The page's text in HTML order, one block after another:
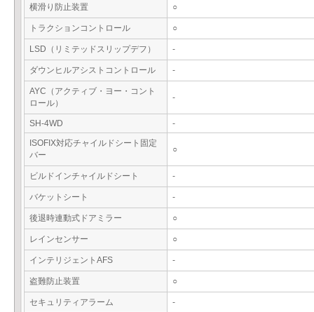
横滑り防止装置 ○
トラクションコントロール ○
LSD（リミテッドスリップデフ） -
ダウンヒルアシストコントロール -
AYC（アクティブ・ヨー・コント
ロール）
-
SH-4WD
-
ISOFIX対応チャイルドシート固定
バー
○
ビルドインチャイルドシート -
バケットシート -
後退時連動式ドアミラー ○
レインセンサー ○
インテリジェントAFS -
盗難防止装置 ○
セキュリティアラーム -